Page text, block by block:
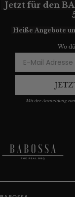
Jetzt für den
Heiße Angebote
Wo
Mit der Anmeldung